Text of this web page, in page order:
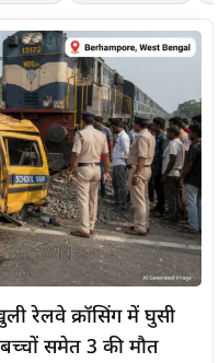
रेलवे क्रॉसिंग में घुसी
समेत 3 की मौत